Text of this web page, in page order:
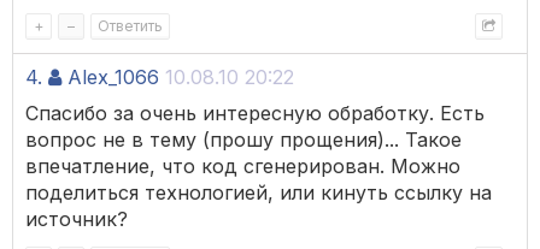
+ – Ответить
4. Alex_1066 10.08.10 20:22
Спасибо за очень интересную обработку. Есть
вопрос не в тему (прошу прощения)... Такое
впечатление, что код сгенерирован. Можно
поделиться технологией, или кинуть ссылку на
источник?